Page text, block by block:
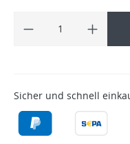
Sicher und schnell